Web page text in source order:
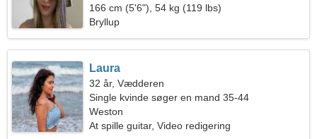
166 cm (5'6"), 54 kg (119 lbs)
Bryllup
Laura
32 år, Vædderen
Single kvinde søger en mand 35-44
Weston
At spille guitar, Video redigering